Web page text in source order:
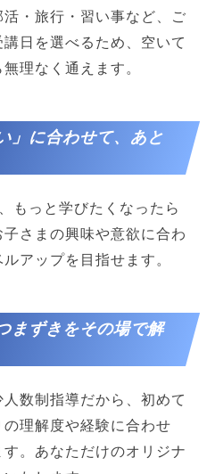
・旅行・習い事など、ご
日を選べるため、空いて
理なく通えます。
」に合わせて、あと
もっと学びたくなったら
さまの興味や意欲に合わ
アップを目指せます。
まずきをその場で解
数制指導だから、初めて
理解度や経験に合わせ
。あなただけのオリジナ